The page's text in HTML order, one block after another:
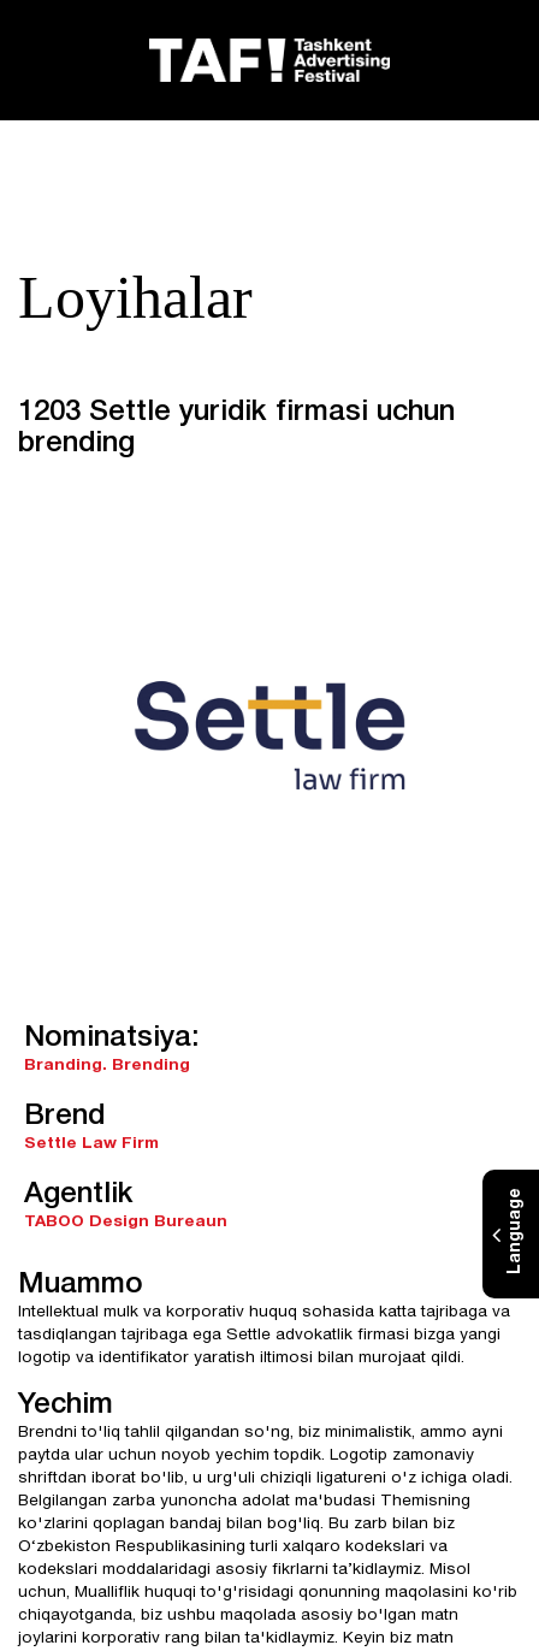
Language
Loyihalar
1203 Settle yuridik firmasi uchun
brending
Nominatsiya:
Branding. Brending
Brend
Settle Law Firm
Agentlik
TABOO Design Bureaun
Muammo
Intellektual mulk va korporativ huquq sohasida katta tajribaga va
tasdiqlangan tajribaga ega Settle advokatlik firmasi bizga yangi
logotip va identifikator yaratish iltimosi bilan murojaat qildi.
Yechim
Brendni to'liq tahlil qilgandan so'ng, biz minimalistik, ammo ayni
paytda ular uchun noyob yechim topdik. Logotip zamonaviy
shriftdan iborat bo'lib, u urg'uli chiziqli ligatureni o'z ichiga oladi.
Belgilangan zarba yunoncha adolat ma'budasi Themisning
ko'zlarini qoplagan bandaj bilan bog'liq. Bu zarb bilan biz
O‘zbekiston Respublikasining turli xalqaro kodekslari va
kodekslari moddalaridagi asosiy fikrlarni ta’kidlaymiz. Misol
uchun, Mualliflik huquqi to'g'risidagi qonunning maqolasini ko'rib
chiqayotganda, biz ushbu maqolada asosiy bo'lgan matn
joylarini korporativ rang bilan ta'kidlaymiz. Keyin biz matn